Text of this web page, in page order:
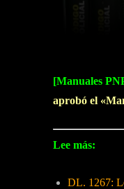
[Manuales
aprobó el
Lee más:
DL. 1267: